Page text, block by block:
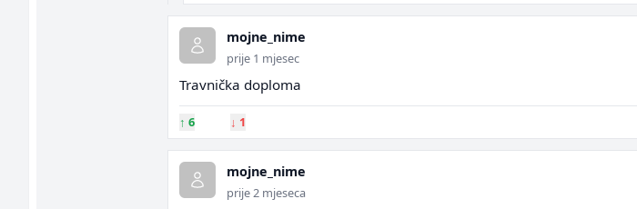
mojne_nime
prije 1 mjesec
Travnička doploma
↑ 6 ↓ 1
mojne_nime
prije 2 mjeseca